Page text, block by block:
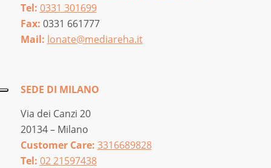
Tel: 0331 301699
Fax: 0331 661777
Mail: lonate@mediareha.it
SEDE DI MILANO
Via dei Canzi 20
20134 – Milano
Customer Care: 3316689828
Tel: 02 21597438